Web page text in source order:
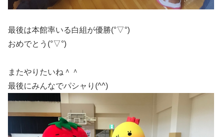
最後は本館率いる白組が優勝(°▽°)
おめでとう(°▽°)
またやりたいね＾＾
最後にみんなでパシャり(^^)